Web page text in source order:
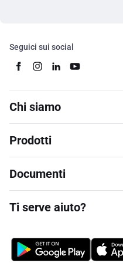
Seguici sui social
Chi siamo
Prodotti
Documenti
Ti serve aiuto?